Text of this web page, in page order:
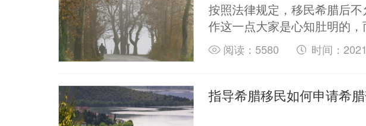
按照法律规定，移民希腊后不
作这一点大家是心知肚明的，
工作，又如何能满足一家老小
开销呢？总不可能真的坐吃山
阅读：5580 时间：
指导希腊移民如何申请希